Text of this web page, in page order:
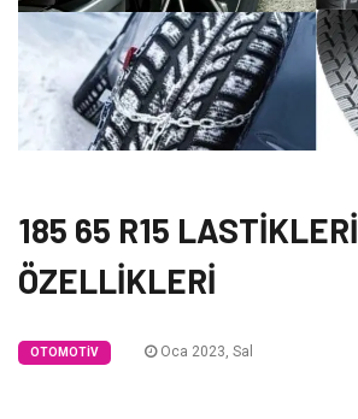
185 65 R15
ÖZELLİKLERİ
OTOMOTIV Oca 2023, Sal